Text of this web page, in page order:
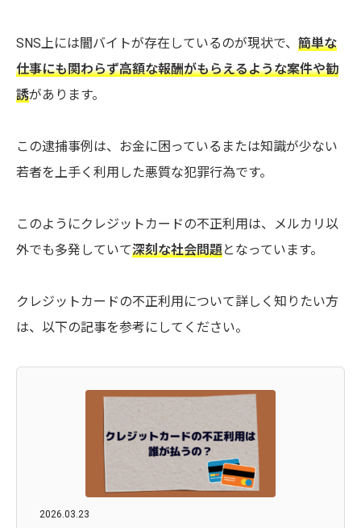
SNS上には闇バイトが存在しているのが現状で、 簡単な
仕事にも関わらず高額な報酬がもらえるような案件や勧
誘があります。
この逮捕事例は、お金に困っているまたは知識が少ない
若者を上手く利用した悪質な犯罪行為です。
このようにクレジットカードの不正利用は、メルカリ以
外でも多発していて深刻な社会問題となっています。
クレジットカードの不正利用について詳しく知りたい方
は、以下の記事を参考にしてください。
2026.03.23